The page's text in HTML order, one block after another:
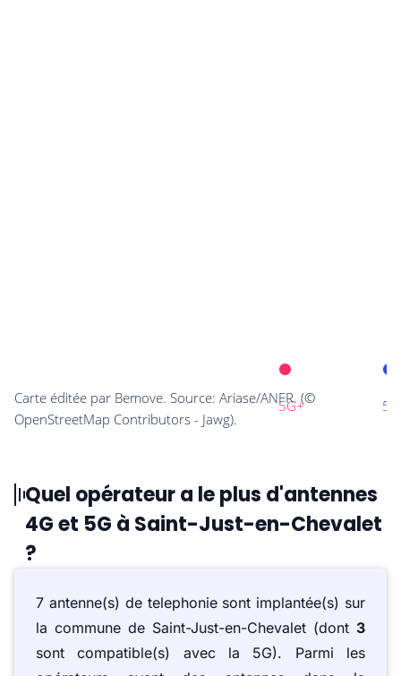
Quel opérateur a le plus d'antennes
4G et 5G à Saint-Just-en-Chevalet
?
7 antenne(s) de telephonie sont implantée(s) sur
la commune de Saint-Just-en-Chevalet (dont 3
sont compatible(s) avec la 5G). Parmi les